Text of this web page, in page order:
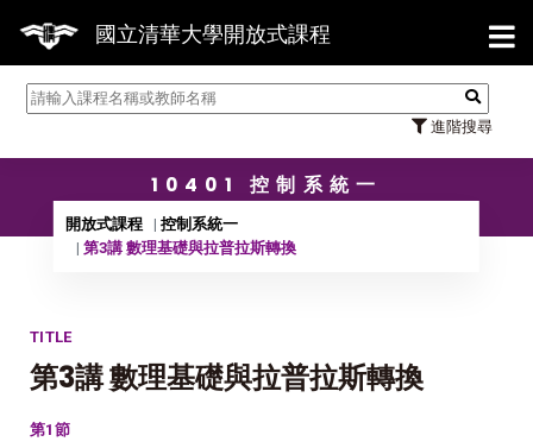
國立清華大學開放式課程
進階搜尋
【
10401 控制系統一
開放式課程
控制系統一
第3講 數理基礎與拉普拉斯轉換
TITLE
第3講 數理基礎與拉普拉斯轉換
第1節